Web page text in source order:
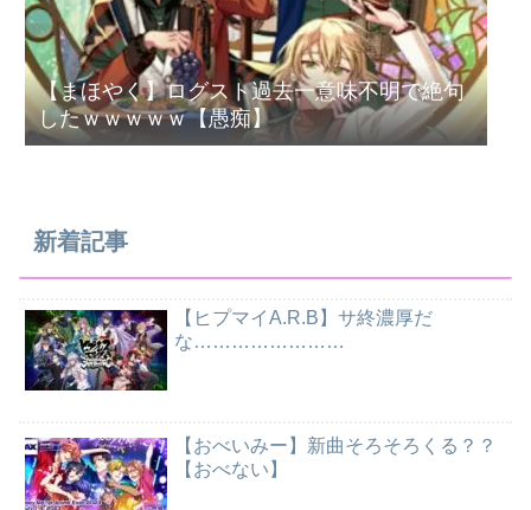
【まほやく】ログスト過去一意味不明で絶句
したｗｗｗｗｗ【愚痴】
新着記事
【ヒプマイA.R.B】サ終濃厚だ
な……………………
【おべいみー】新曲そろそろくる？？
【おべない】